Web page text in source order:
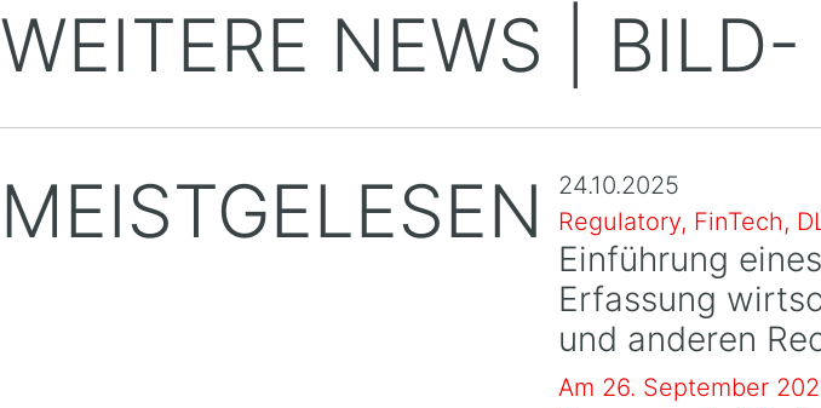
WEITERE NEWS |
MEISTGELESEN
24.10.2025
Regulatory, FinTech,
Einführung
Erfassung
und anderen
Am 26. September